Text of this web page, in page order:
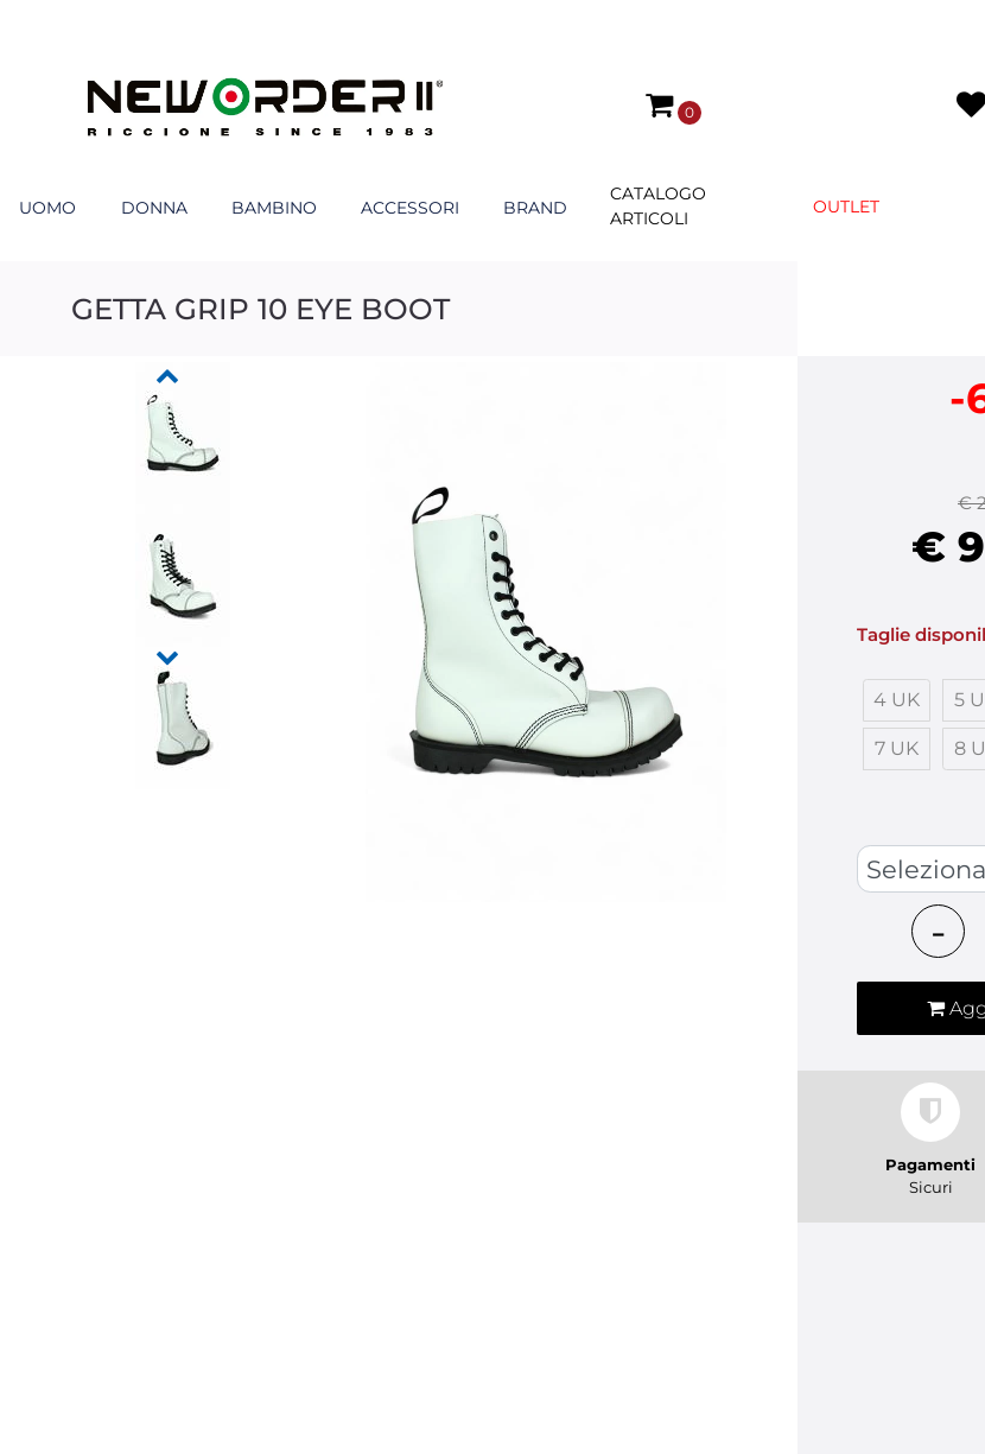
0
UOMO DONNA BAMBINO ACCESSORI BRAND
CATALOGO
ARTICOLI
OUTLET
GETTA GRIP 10 EYE BOOT
-
€
€
Taglie
4 UK 5
7 UK 8
Quantità
Pagamenti
Sicuri